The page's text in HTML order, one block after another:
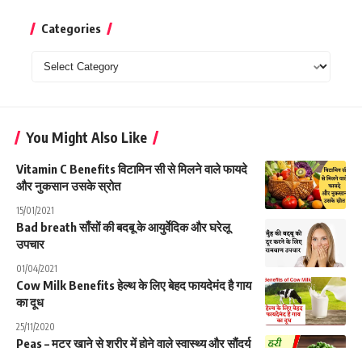
Categories
Categories
You Might Also Like
Vitamin C Benefits विटामिन सी से मिलने वाले फायदे
और नुकसान उसके स्रोत
15/01/2021
Bad breath साँसों की बदबू के आयुर्वेदिक और घरेलू
उपचार
01/04/2021
Cow Milk Benefits हेल्थ के लिए बेहद फायदेमंद है गाय
का दूध
25/11/2020
Peas – मटर खाने से शरीर में होने वाले स्वास्थ्य और सौंदर्य